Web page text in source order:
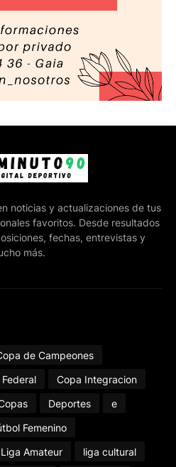
noticias y actualizaciones de tus
favoritos. Desde resultados
fechas, entrevistas y
más.
de Campeones
Copa Integracion
Deportes
e
Femenino
Liga Amateur
liga cultural